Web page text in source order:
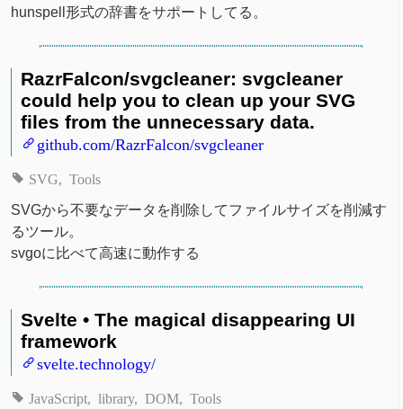
hunspell形式の辞書をサポートしてる。
RazrFalcon/svgcleaner: svgcleaner
could help you to clean up your SVG
files from the unnecessary data.
github.com/RazrFalcon/svgcleaner
SVG Tools
SVGから不要なデータを削除してファイルサイズを削減す
るツール。
svgoに比べて高速に動作する
Svelte • The magical disappearing UI
framework
svelte.technology/
JavaScript library DOM Tools